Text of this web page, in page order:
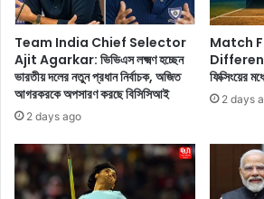
সে
টে
প্রি
য়া
ঙ্কা
চো
প
ড়া
র
বি
a
h
u
l
p
a
l
a
Team India Chief Selector
Ajit Agarkar: ভিভিএস লক্ষ্মণ হচ্ছেন
ভারতীয় দলের নতুন প্রধান নির্বাচক, অজিত
আগরকরকে অপসারণ করছে বিসিসিআই
2 days ago
Match
ফিক্সিংয়ের
2 days